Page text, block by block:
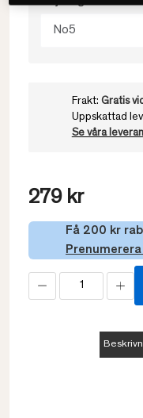
No5
Frakt: Gratis
Uppskattad
Se våra
279 kr
Få 200 kr